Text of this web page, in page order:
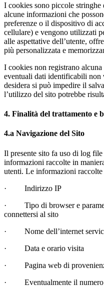
I cookies sono piccole
alcune informazioni che
preferenze o il dispositivo di
cellulare) e vengono utilizzati
alle aspettative dell’utente,
più personalizzata e
I cookies non registrano
eventuali dati identificabili non
desidera si può impedire il
l’utilizzo del sito potrebbe
4. Finalità del trattamento e
4.a Navigazione del Sito
Il presente sito fa uso di log
informazioni raccolte in
utenti. Le informazioni
· Indirizzo IP
· Tipo di browser e
connettersi al sito
· Nome dell’internet
· Data e orario visita
· Pagina web di
· Eventualmente il numero